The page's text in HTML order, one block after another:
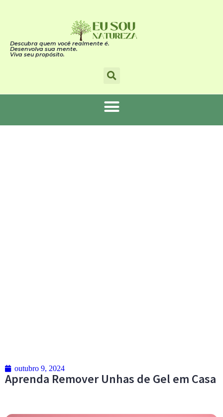
Descubra quem você realmente é.
Desenvolva sua mente.
Viva seu propósito.
outubro 9, 2024
Aprenda Remover Unhas de Gel em Casa